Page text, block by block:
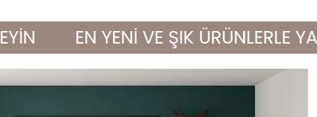
EN YENİ VE ŞIK ÜRÜNLERLE